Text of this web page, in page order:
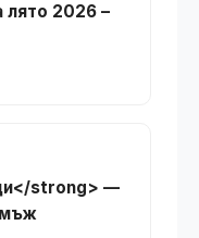
лято 2026 –
strong> —
мъж